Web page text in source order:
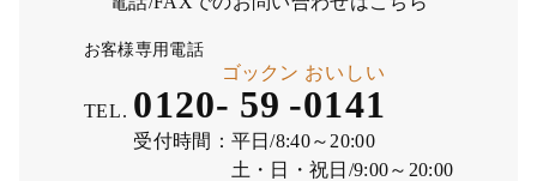
お客様専用電話
TEL. 0120- 59
ゴックン
-0141
おいしい
受付時間： 平日/8:40～20:00
土・日・祝日/9:00～20:00